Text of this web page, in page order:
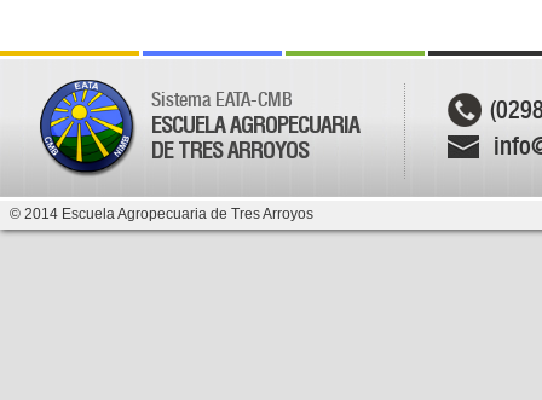
Sistema EATA-CMB
ESCUELA AGROPECUARIA
DE TRES ARROYOS
© 2014 Escuela Agropecuaria de Tres Arroyos